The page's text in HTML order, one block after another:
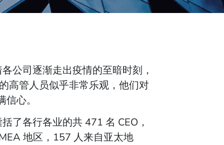
公司逐渐走出疫情的至暗时刻，
高管人员似乎非常乐观，他们对
心。
了各行各业的共 471 名 CEO，
地区，157 人来自亚太地